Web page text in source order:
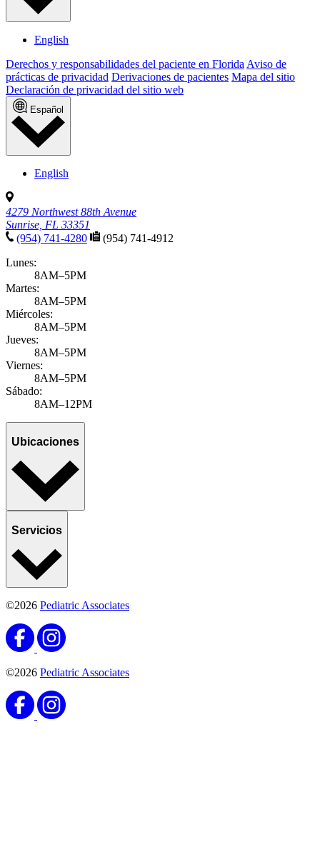
English
Derechos y responsabilidades del paciente en Florida Aviso de
prácticas de privacidad Derivaciones de pacientes Mapa del sitio
Declaración de privacidad del sitio web
Español
English
4279 Northwest 88th Avenue
Sunrise, FL 33351
(954) 741-4280
(954) 741-4912
Lunes:
8AM–5PM
Martes:
8AM–5PM
Miércoles:
8AM–5PM
Jueves:
8AM–5PM
Viernes:
8AM–5PM
Sábado:
8AM–12PM
Ubicaciones
Servicios
©2026 Pediatric Associates
©2026 Pediatric Associates